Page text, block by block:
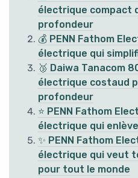
électrique compact
profondeur
💰 PENN Fathom
électrique qui
🥉 Daiwa Tanacom
électrique costaud
profondeur
⭐ PENN Fathom
électrique qui
✨ PENN Fathom
électrique qui veut
pour tout le monde